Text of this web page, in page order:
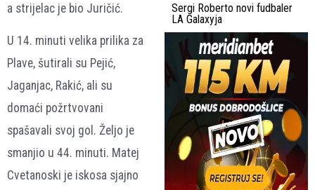
a strijelac je bio Juričić.
U 14. minuti velika prilika za
Plave, šutirali su Pejić,
Jaganjac, Rakić, ali su
domaći požrtvovani
spašavali svoj gol. Željo je
smanjio u 44. minuti. Matej
Cvetanoski je iskosa sjajno
Sergi Roberto novi fudbaler
LA Galaxyja